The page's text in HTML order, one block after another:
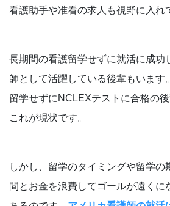
看護助手や准看の求人も視野に入れ
長期間の看護留学せずに就活に成功
師として活躍している後輩もいます。
留学せずにNCLEXテストに合格の後
これが現状です。
しかし、留学のタイミングや留学の
間とお金を浪費してゴールが遠くに